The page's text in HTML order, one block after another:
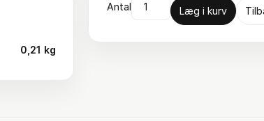
0,21 kg
Antal Læg i kurv